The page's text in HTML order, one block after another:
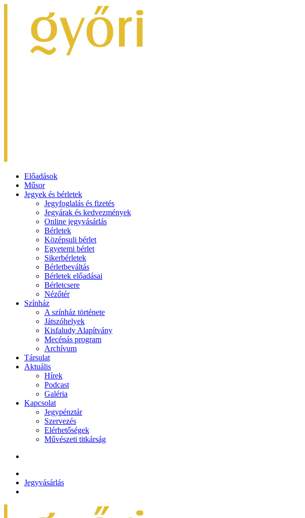
Előadások
Műsor
Jegyek és bérletek
Jegyfoglalás és fizetés
Jegyárak és kedvezmények
Online jegyvásárlás
Bérletek
Középsuli bérlet
Egyetemi bérlet
Sikerbérletek
Bérletbeváltás
Bérletek előadásai
Bérletcsere
Nézőtér
Színház
A színház története
Játszóhelyek
Kisfaludy Alapítvány
Mecénás program
Archívum
Társulat
Aktuális
Hírek
Podcast
Galéria
Kapcsolat
Jegypénztár
Szervezés
Elérhetőségek
Művészeti titkárság
Jegyvásárlás